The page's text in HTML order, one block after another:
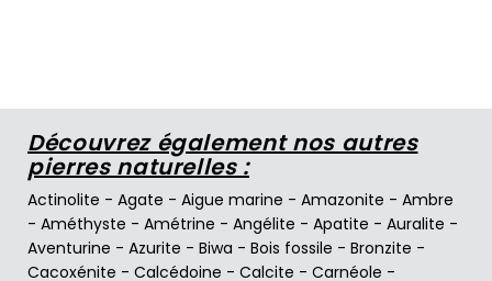
Découvrez également nos autres
pierres naturelles :
Actinolite - Agate - Aigue marine - Amazonite - Ambre
- Améthyste - Amétrine - Angélite - Apatite - Auralite -
Aventurine - Azurite - Biwa - Bois fossile - Bronzite -
Cacoxénite - Calcédoine - Calcite - Carnéole -